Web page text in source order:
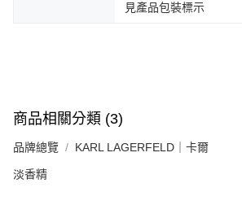
見產品包裝標示
商品相關分類 (3)
品牌總覽 KARL LAGERFELD｜卡爾
淡香精